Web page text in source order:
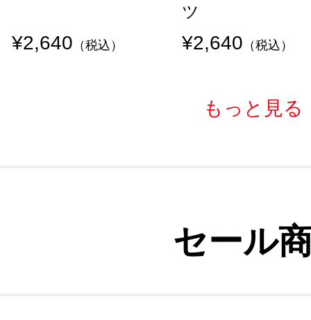
¥2,640 （税込）
ツ
¥2,640 （税込）
もっと見る
セール